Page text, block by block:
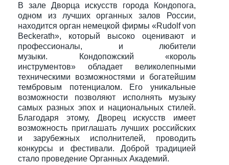
В зале Дворца искусств города Кондопога,
одном из лучших органных залов России,
находится орган немецкой фирмы «Rudolf von
Beckerath», который высоко оценивают и
профессионалы, и любители
музыки. Кондопожский «король
инструментов» обладает великолепными
техническими возможностями и богатейшим
тембровым потенциалом. Его уникальные
возможности позволяют исполнять музыку
самых разных эпох и национальных стилей.
Благодаря этому, Дворец искусств имеет
возможность приглашать лучших российских
и зарубежных исполнителей, проводить
конкурсы и фестивали. Доброй традицией
стало проведение Органных Академий.